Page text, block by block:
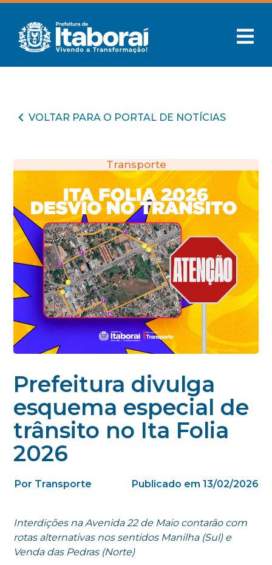
VOLTAR PARA O PORTAL DE NOTÍCIAS
Transporte
Prefeitura divulga
esquema especial de
trânsito no Ita Folia
2026
Por Transporte Publicado em 13/02/2026
Interdições na Avenida 22 de Maio contarão com
rotas alternativas nos sentidos Manilha (Sul) e
Venda das Pedras (Norte)